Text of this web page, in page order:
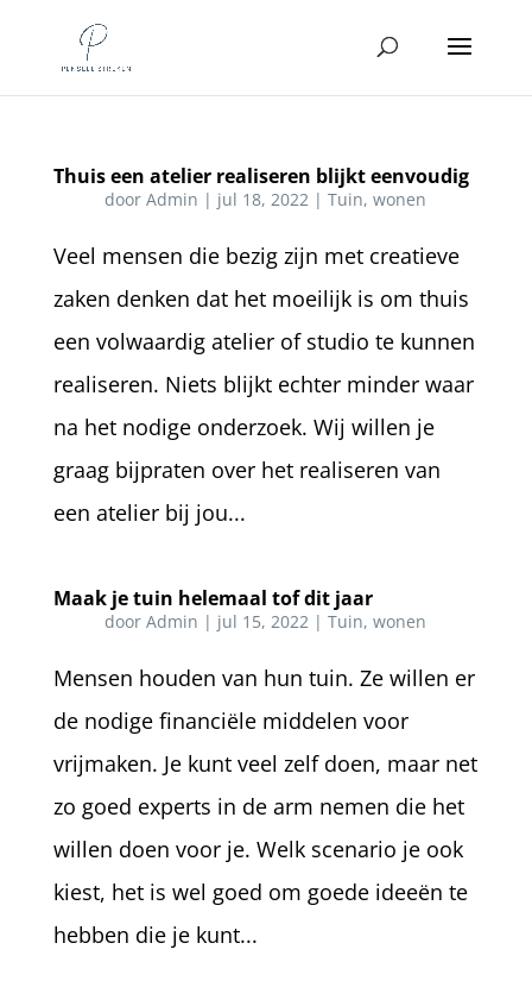
Thuis een atelier realiseren blijkt eenvoudig
doorAdmin | jul 18, 2022 |Tuin,wonen
Veel mensen die bezig zijn met creatieve
zaken denken dat het moeilijk is om thuis
een volwaardig atelier of studio te kunnen
realiseren. Niets blijkt echter minder waar
na het nodige onderzoek. Wij willen je
graag bijpraten over het realiseren van
een atelier bij jou...
Maak je tuin helemaal tof dit jaar
doorAdmin | jul 15, 2022 |Tuin,wonen
Mensen houden van hun tuin. Ze willen er
de nodige financiële middelen voor
vrijmaken. Je kunt veel zelf doen, maar net
zo goed experts in de arm nemen die het
willen doen voor je. Welk scenario je ook
kiest, het is wel goed om goede ideeën te
hebben die je kunt...